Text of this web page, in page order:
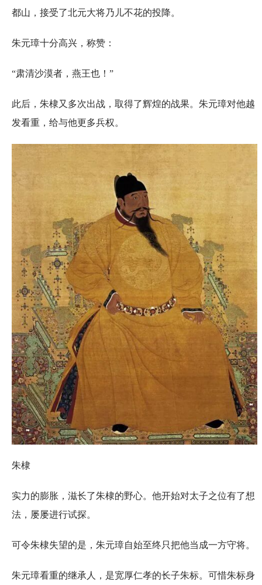
都山，接受了北元大将乃儿不花的投降。
朱元璋十分高兴，称赞：
“肃清沙漠者，燕王也！”
此后，朱棣又多次出战，取得了辉煌的战果。朱元璋对他越
发看重，给与他更多兵权。
朱棣
实力的膨胀，滋长了朱棣的野心。他开始对太子之位有了想
法，屡屡进行试探。
可令朱棣失望的是，朱元璋自始至终只把他当成一方守将。
朱元璋看重的继承人，是宽厚仁孝的长子朱标。可惜朱标身